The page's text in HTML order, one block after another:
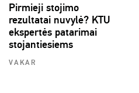
Pirmieji stojimo
rezultatai nuvylė? KTU
ekspertės patarimai
stojantiesiems
VAKAR